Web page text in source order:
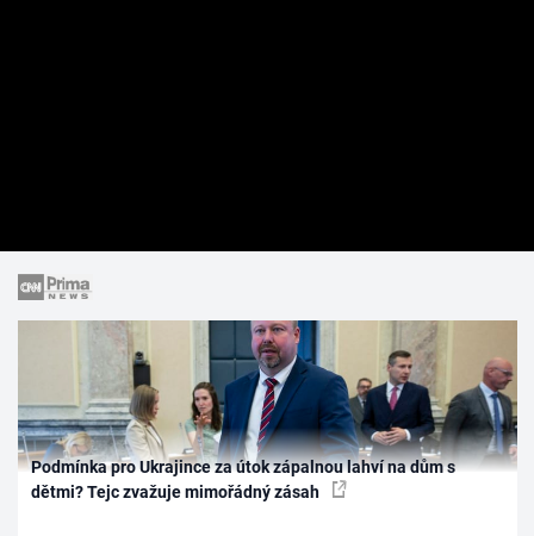
Podmínka pro Ukrajince za útok zápalnou lahví na dům s
dětmi? Tejc zvažuje mimořádný zásah